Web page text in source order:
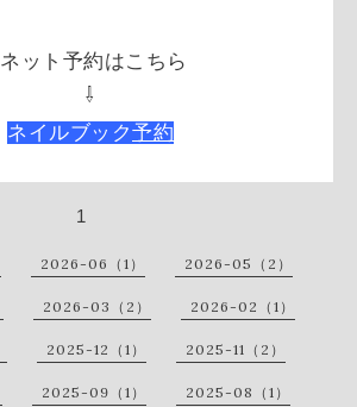
ネット予約はこちら
⇩
ネイルブック予約
1
2026-06（1） 2026-05（2）
2026-03（2） 2026-02（1）
2025-12（1） 2025-11（2）
2025-09（1） 2025-08（1）